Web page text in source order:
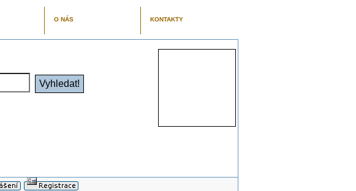
O NÁS KONTAKTY